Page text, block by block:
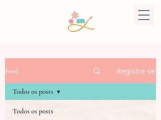
Feed Registre-se
Todos os posts
Todos os posts